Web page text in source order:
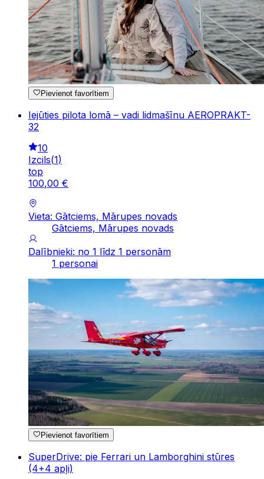
Pievienot favorītiem
Iejūties pilota lomā – vadi lidmašīnu AEROPRAKT-
32
10
Izcils(1)
top
100,00 €
Vieta: Gātciems, Mārupes novads
Gātciems, Mārupes novads
Dalībnieki: no 1 līdz 1 personām
1 personai
Pievienot favorītiem
SuperDrive: pie Ferrari un Lamborghini stūres
(4+4 apļi)